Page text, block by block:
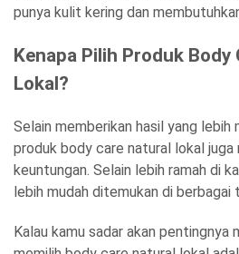
punya kulit kering dan
Kenapa Pilih Produk Body
Lokal?
Selain memberikan hasil yang lebih
produk body care natural lokal juga
keuntungan. Selain lebih ramah di
lebih mudah ditemukan di
Kalau kamu sadar akan pentingnya